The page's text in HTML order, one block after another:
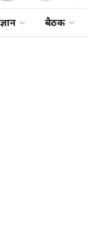
ज्ञान बैठक